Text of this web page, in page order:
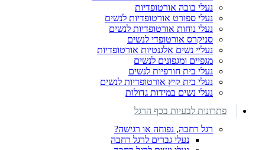
נעלי בובה אורטופדיות
נעלי ספורט אורטופדיות לנשים
נעלי נוחות אורטופדיות לנשים
סניקרס אורטופדי לנשים
נעליי נשים אלגנטיות אורטופדיות
מגפיים ומגפונים לנשים
נעלי בית חורפיות לנשים
נעלי בית קיץ אורטופדיות לנשים
נעלי נשים במידות גדולות
פתרונות לבעיות בכף הרגל
רגל רחבה, נפוחה או רגישה?
נעלי גברים לרגל רחבה